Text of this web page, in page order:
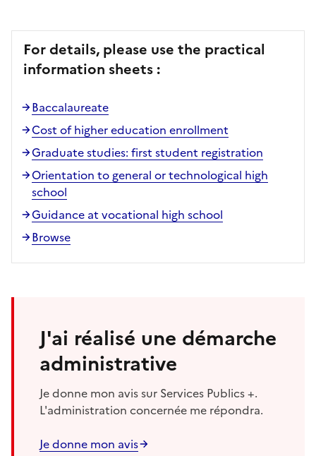
For details, please use the practical
information sheets :
Baccalaureate
Cost of higher education enrollment
Graduate studies: first student registration
Orientation to general or technological high
school
Guidance at vocational high school
Browse
J'ai réalisé une démarche
administrative
Je donne mon avis sur Services Publics +.
L'administration concernée me répondra.
Je donne mon avis